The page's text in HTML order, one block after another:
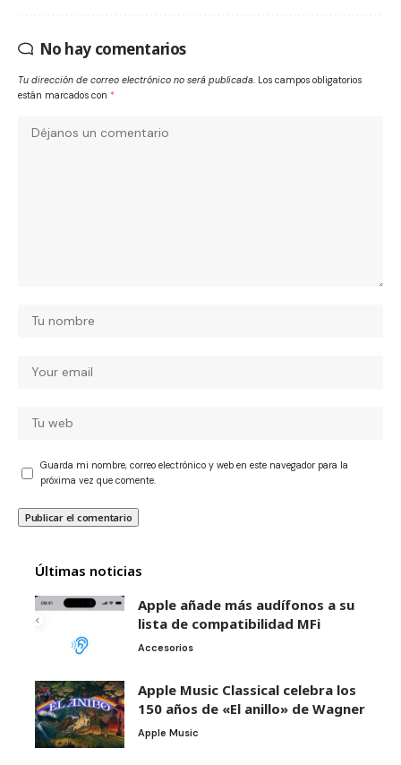
No hay comentarios
Tu dirección de correo electrónico no será publicada. Los campos obligatorios
están marcados con *
Guarda mi nombre, correo electrónico y web en este navegador para la
próxima vez que comente.
Últimas noticias
Apple añade más audífonos a su
lista de compatibilidad MFi
Accesorios
Apple Music Classical celebra los
150 años de «El anillo» de Wagner
Apple Music